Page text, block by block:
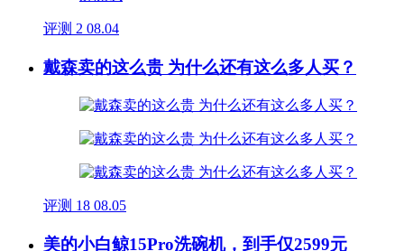
评测 2 08.04
戴森卖的这么贵 为什么还有这么多人买？
评测 18 08.05
美的小白鲸15Pro洗碗机，到手仅2599元